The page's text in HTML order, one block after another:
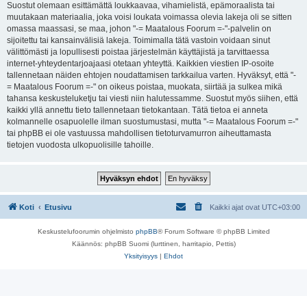
Suostut olemaan esittämättä loukkaavaa, vihamielistä, epämoraalista tai
muutakaan materiaalia, joka voisi loukata voimassa olevia lakeja oli se sitten
omassa maassasi, se maa, johon "-= Maatalous Foorum =-"-palvelin on
sijoitettu tai kansainvälisiä lakeja. Toimimalla tätä vastoin voidaan sinut
välittömästi ja lopullisesti poistaa järjestelmän käyttäjistä ja tarvittaessa
internet-yhteydentarjoajaasi otetaan yhteyttä. Kaikkien viestien IP-osoite
tallennetaan näiden ehtojen noudattamisen tarkkailua varten. Hyväksyt, että "-
= Maatalous Foorum =-" on oikeus poistaa, muokata, siirtää ja sulkea mikä
tahansa keskusteluketju tai viesti niin halutessamme. Suostut myös siihen, että
kaikki yllä annettu tieto tallennetaan tietokantaan. Tätä tietoa ei anneta
kolmannelle osapuolelle ilman suostumustasi, mutta "-= Maatalous Foorum =-"
tai phpBB ei ole vastuussa mahdollisen tietoturvamurron aiheuttamasta
tietojen vuodosta ulkopuolisille tahoille.
Koti Etusivu Kaikki ajat ovat UTC+03:00
Keskustelufoorumin ohjelmisto phpBB® Forum Software © phpBB Limited
Käännös: phpBB Suomi (lurttinen, harritapio, Pettis)
Yksityisyys | Ehdot